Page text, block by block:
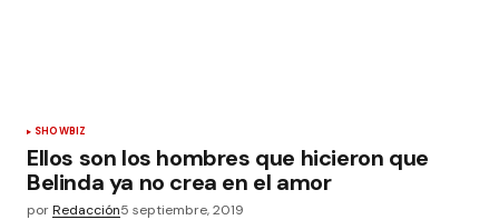
SHOWBIZ
Ellos son los hombres que hicieron que
Belinda ya no crea en el amor
porRedacción5 septiembre, 2019